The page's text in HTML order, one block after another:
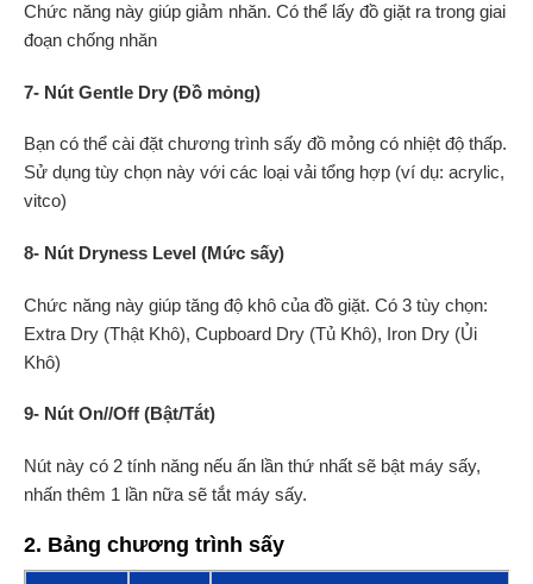
Chức năng này giúp giảm nhăn. Có thể lấy đồ giặt ra trong giai
đoạn chống nhăn
7- Nút Gentle Dry (Đồ mỏng)
Bạn có thể cài đặt chương trình sấy đồ mỏng có nhiệt độ thấp.
Sử dụng tùy chọn này với các loại vải tổng hợp (ví dụ: acrylic,
vitco)
8- Nút Dryness Level (Mức sấy)
Chức năng này giúp tăng độ khô của đồ giặt. Có 3 tùy chọn:
Extra Dry (Thật Khô), Cupboard Dry (Tủ Khô), Iron Dry (Ủi
Khô)
9- Nút On//Off (Bật/Tắt)
Nút này có 2 tính năng nếu ấn lần thứ nhất sẽ bật máy sấy,
nhấn thêm 1 lần nữa sẽ tắt máy sấy.
2. Bảng chương trình sấy